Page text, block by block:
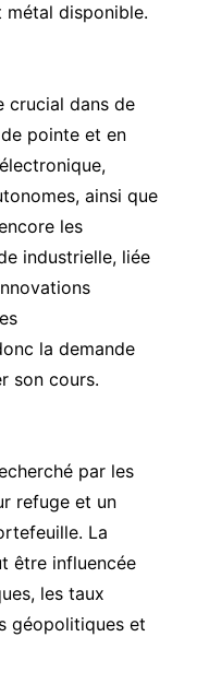
métal disponible.
crucial dans de
pointe et en
ainsi que
les
industrielle, liée
la demande
son cours.
par les
refuge et un
La
être influencée
les taux
géopolitiques et